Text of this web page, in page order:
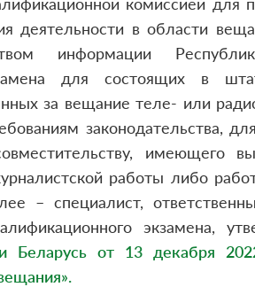
деятельности в области
информации
для состоящих в
за вещание теле- или
законодательства,
имеющего
работы либо
– специалист,
экзамена,
Беларусь от 13 декабря
.